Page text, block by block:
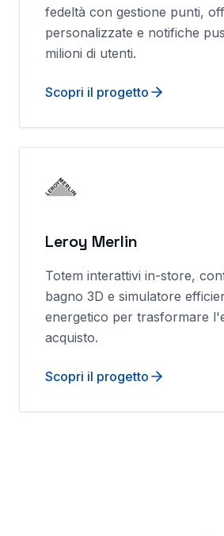
fedeltà con gestione punti,
personalizzate e notifiche
milioni di utenti.
Scopri il progetto
Leroy Merlin
Totem interattivi in-store,
bagno 3D e simulatore
energetico per trasformare
acquisto.
Scopri il progetto